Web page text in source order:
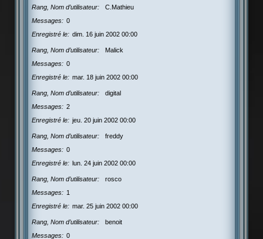
Rang, Nom d’utilisateur
C.Mathieu
Messages
0
Enregistré le
dim. 16 juin 2002 00:00
Rang, Nom d’utilisateur
Malick
Messages
0
Enregistré le
mar. 18 juin 2002 00:00
Rang, Nom d’utilisateur
digital
Messages
2
Enregistré le
jeu. 20 juin 2002 00:00
Rang, Nom d’utilisateur
freddy
Messages
0
Enregistré le
lun. 24 juin 2002 00:00
Rang, Nom d’utilisateur
rosco
Messages
1
Enregistré le
mar. 25 juin 2002 00:00
Rang, Nom d’utilisateur
benoit
Messages
0